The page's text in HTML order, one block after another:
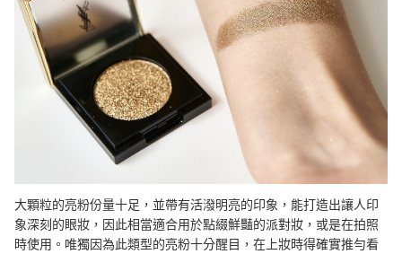
大顆粒的亮粉份量十足，並帶有活潑明亮的印象，能打造出讓人印
象深刻的眼妝，因此相當適合用於點綴鮮豔的派對妝，或是在拍照
時使用。唯獨因為此類型的亮粉十分醒目，在上妝時得確實推勻看